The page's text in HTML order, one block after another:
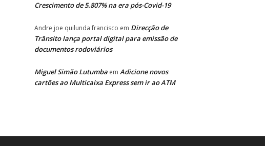
Crescimento de 5.807% na era pós-Covid-19
Andre joe quilunda francisco em Direcção de
Trânsito lança portal digital para emissão de
documentos rodoviários
Miguel Simão Lutumba em Adicione novos
cartões ao Multicaixa Express sem ir ao ATM